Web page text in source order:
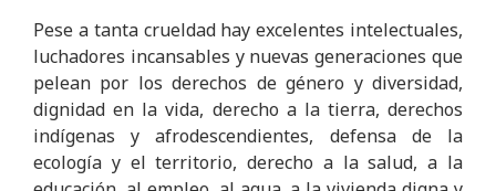
Pese a tanta crueldad hay excelentes intelectuales,
luchadores incansables y nuevas generaciones que
pelean por los derechos de género y diversidad,
dignidad en la vida, derecho a la tierra, derechos
indígenas y afrodescendientes, defensa de la
ecología y el territorio, derecho a la salud, a la